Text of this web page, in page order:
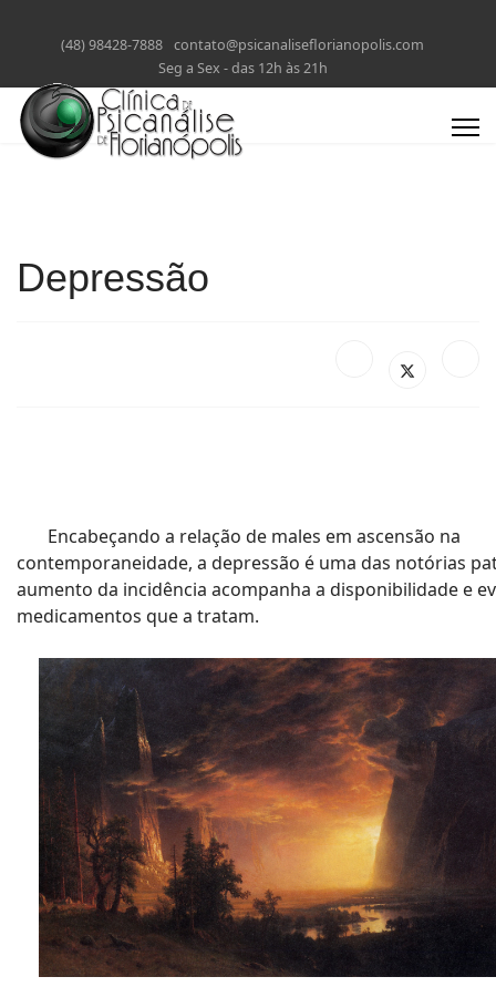
(48) 98428-7888 contato@psicanaliseflorianopolis.com
Seg a Sex - das 12h às 21h
Depressão
Encabeçando a relação de males em ascensão na
contemporaneidade, a depressão é uma das notórias
aumento da incidência acompanha a disponibilidade e
medicamentos que a tratam.